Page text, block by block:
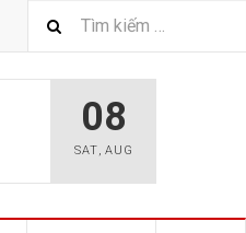
08
SAT, AUG